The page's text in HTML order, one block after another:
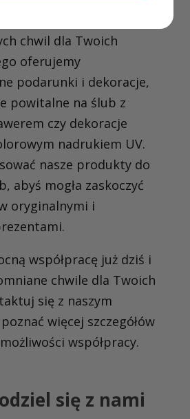
chwil dla Twoich
oferujemy
podarunki i dekoracje,
powitalne na ślub z
czy dekoracje
nadrukiem UV.
nasze produkty do
abyś mogła zaskoczyć
oryginalnymi i
współpracę już dziś i
chwile dla Twoich
się z naszym
więcej szczegółów
współpracy.
się z nami